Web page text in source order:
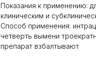
Показания к применению:
клиническим и
Способ применения:
четверть вымени
препарат взбалтывают